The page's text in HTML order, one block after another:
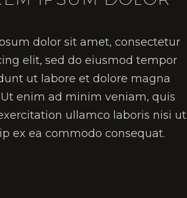
dolor sit amet, consectetur
elit, sed do eiusmod tempor
ut labore et dolore magna
enim ad minim veniam, quis
ullamco laboris nisi ut
ex ea commodo consequat.